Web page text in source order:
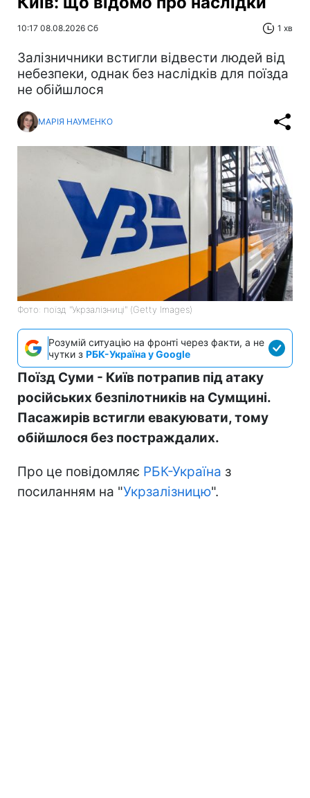
10:17 08.08.2026 Сб 1 хв
Залізничники встигли відвести людей від
небезпеки, однак без наслідків для поїзда
не обійшлося
МАРІЯ НАУМЕНКО
Фото: поїзд "Укрзалізниці" (Getty Images)
Розумій ситуацію на фронті через факти, а не
чутки з РБК-Україна у Google
Поїзд Суми - Київ потрапив під атаку
російських безпілотників на Сумщині.
Пасажирів встигли евакуювати, тому
обійшлося без постраждалих.
Про це повідомляє РБК-Україна з
посиланням на "Укрзалізницю".